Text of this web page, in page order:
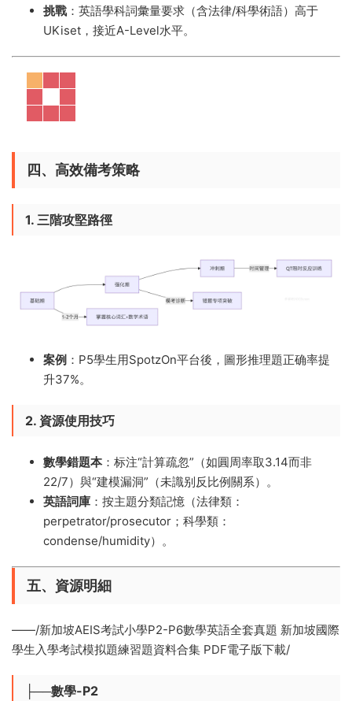
挑戰 ​：英語學科詞彙量要求（含法律/科學術語）高于
UKiset，接近A-Level水平。
四、高效備考策略
1. 三階攻堅路徑
案例 ​：P5學生用SpotzOn平台後，圖形推理題正确率提
升37%。
2. 資源使用技巧
數學錯題本​：标注“計算疏忽”（如圓周率取3.14而非
22/7）與“建模漏洞”（未識别反比例關系）。
英語詞庫 ​：按主題分類記憶（法律類：
perpetrator/prosecutor；科學類：
condense/humidity）。
五、資源明細
​——/新加坡AEIS考試小學P2-P6數學英語全套真題 新加坡國際
學生入學考試模拟題練習題資料合集 PDF電子版下載/
├──數學-P2